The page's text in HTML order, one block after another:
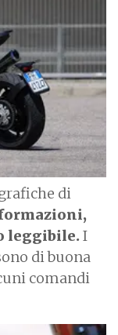
di
leggibile. I
di buona
comandi